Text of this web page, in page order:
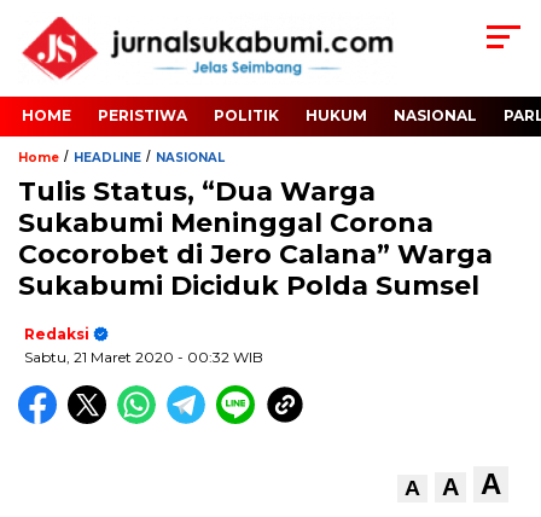
HOME PERISTIWA POLITIK HUKUM NASIONAL
Home / HEADLINE / NASIONAL
Tulis Status, “Dua Warga
Sukabumi Meninggal Corona
Cocorobet di Jero Calana” Warga
Sukabumi Diciduk Polda Sumsel
Redaksi
Sabtu, 21 Maret 2020 - 00:32 WIB
A A A